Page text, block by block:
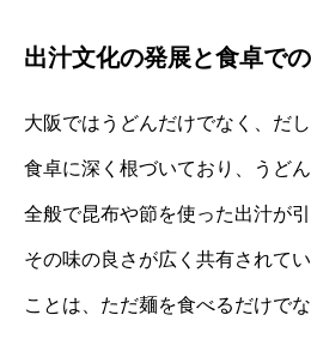
出汁文化の発展と食卓で
大阪ではうどんだけでなく、だ
食卓に深く根づいており、うど
全般で昆布や節を使った出汁が
その味の良さが広く共有されて
ことは、ただ麺を食べるだけで